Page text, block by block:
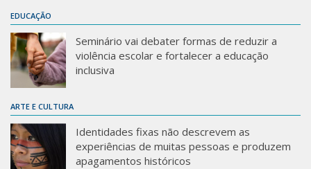
EDUCAÇÃO
Seminário vai debater formas de reduzir a
violência escolar e fortalecer a educação
inclusiva
ARTE E CULTURA
Identidades fixas não descrevem as
experiências de muitas pessoas e produzem
apagamentos históricos